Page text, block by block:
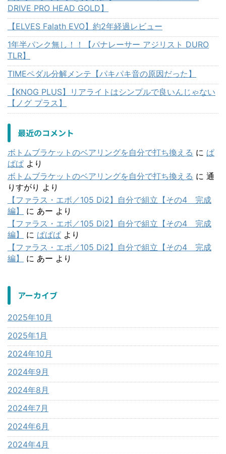
DRIVE PRO HEAD GOLD】
【ELVES Falath EVO】約2年経過レビュー
1年半パンク無し！！【パナレーサー アジリスト DURO
TLR】
TIMEペダル分解メンテ【パキパキ音の原因だった】
【KNOG PLUS】リアライトはシンプルで良いんじゃない
【ノグ プラス】
最近のコメント
ボトムブラケットのベアリングを自分で打ち換える に ぱ
ぱぱ より
ボトムブラケットのベアリングを自分で打ち換える に 通
りすがり より
【ファラス・エボ／105 Di2】自分で組立【その4 完成
編】
に あー より
【ファラス・エボ／105 Di2】自分で組立【その4 完成
編】
に ぱぱぱ より
【ファラス・エボ／105 Di2】自分で組立【その4 完成
編】
に あー より
アーカイブ
2025年10月
2025年1月
2024年10月
2024年9月
2024年8月
2024年7月
2024年6月
2024年4月